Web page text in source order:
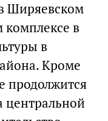
Ширяевском
комплексе в
в
Кроме
продолжится